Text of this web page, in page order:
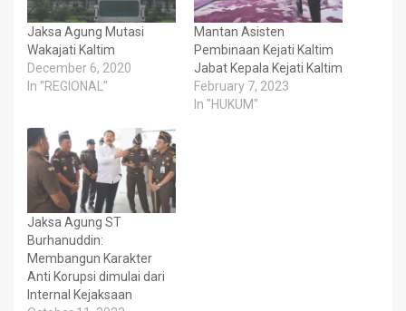
Jaksa Agung Mutasi
Wakajati Kaltim
December 6, 2020
In "REGIONAL"
Mantan Asisten
Pembinaan Kejati Kaltim
Jabat Kepala Kejati Kaltim
February 7, 2023
In "HUKUM"
Jaksa Agung ST
Burhanuddin:
Membangun Karakter
Anti Korupsi dimulai dari
Internal Kejaksaan